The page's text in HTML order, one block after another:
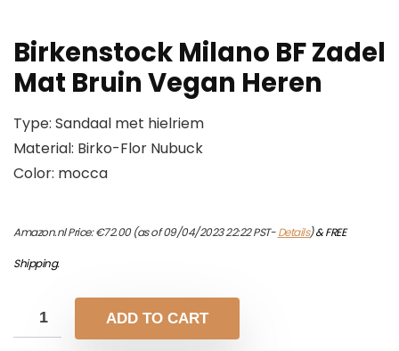
Birkenstock Milano BF Zadel
Mat Bruin Vegan Heren
Type: Sandaal met hielriem
Material: Birko-Flor Nubuck
Color: mocca
Amazon.nl Price:€72.00(as of 09/04/2023 22:22 PST-Details)&FREE
Shipping.
ADD TO CART